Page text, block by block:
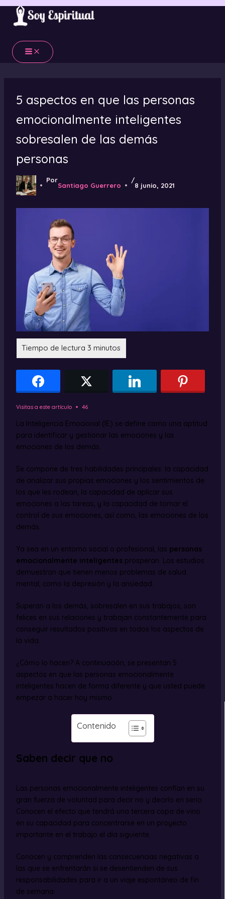
Ir
contenido
5 aspectos en que las personas
emocionalmente inteligentes
sobresalen de las demás
personas
Por
Santiago Guerrero
/
8 junio, 2021
Visitas a este artículo 46
La Inteligencia Emocional (IE) se define como una aptitud
para identificar y gestionar las emociones y las
emociones de los demás.
Se compone de tres habilidades principales: la capacidad
de analizar sus propias emociones y los sentimientos de
los que les rodean, la capacidad de aplicar sus
emociones a las tareas, y la capacidad de tomar el
control de sus emociones, así como, las emociones de los
demás.
Ya sea en un entorno social o profesional, las personas
emocionalmente inteligentesprosperan. Los estudios
demuestran que tienen menos problemas de salud
mental, como la depresión y la ansiedad.
Superan a los demás, sobresalen en sus trabajos, son
felices en sus relaciones y trabajan constantemente para
conseguir resultados positivos en todos los aspectos de
la vida.
¿Cómo lo hacen? A continuación, se presentan 5
aspectos en que las personas emocionalmente
inteligentes hacen de forma diferente y que usted puede
empezar a hacer hoy mismo.
Contenido
Saben decir que no
Las personas emocionalmente inteligentes confían en su
gran fuerza de voluntad para decir no y decirlo en serio.
Conocen el efecto que tendrá una tercera copa de vino
en su capacidad para concentrarse en un proyecto
importante en el trabajo el día siguiente.
Conocen y comprenden las consecuencias negativas a
las que se enfrentarán si se desentienden de sus
responsabilidades para ir a un viaje espontáneo de fin
de semana.